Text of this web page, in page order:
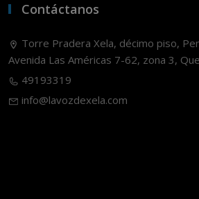
Contáctanos
Torre Pradera Xela, décimo piso,
Avenida Las Américas 7-62, zona 3,
49193319
info@lavozdexela.com